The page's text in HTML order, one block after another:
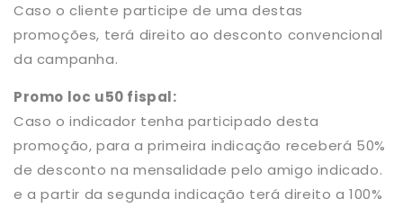
Caso o cliente participe de uma destas
promoções, terá direito ao desconto convencional
da campanha.
Promo loc u50 fispal:
Caso o indicador tenha participado desta
promoção, para a primeira indicação receberá 50%
de desconto na mensalidade pelo amigo indicado.
e a partir da segunda indicação terá direito a 100%